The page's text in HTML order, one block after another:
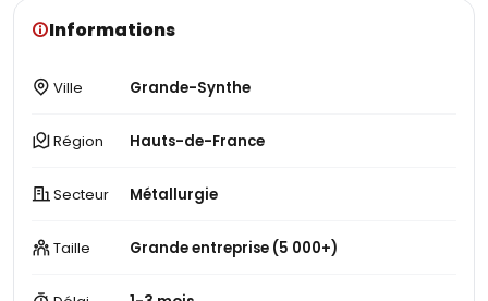
Informations
Ville Grande-Synthe
Région Hauts-de-France
Secteur Métallurgie
Taille Grande entreprise (5 000+)